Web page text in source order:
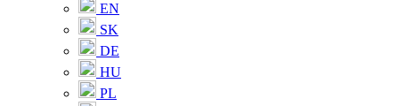
EN
SK
DE
HU
PL